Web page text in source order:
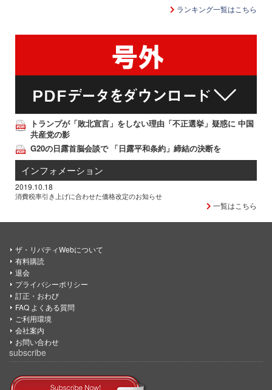
ランキング一覧はこちら
トランプが「敗北宣言」をしない理由「不正選挙」疑惑に 中国
共産党の影
G20の日露首脳会談で 「日露平和条約」締結の決断を
インフォメーション
2019.10.18
消費税率引き上げに合わせた価格改定のお知らせ
一覧はこちら
ザ・リバティWebについて
有料購読
退会
プライバシーポリシー
訂正・おわび
FAQ よくある質問
ご利用環境
会社案内
お問い合わせ
subscribe